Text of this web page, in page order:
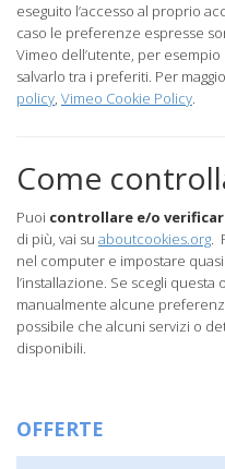
OFFERTE
eseguito l’accesso al proprio
caso le preferenze espresse
Vimeo dell’utente, per
salvarlo tra i preferiti. Per
policy, Vimeo Cookie Policy.
Come
Puoi controllare e/o
di più, vai su aboutcookies.org.
nel computer e impostare
l’installazione. Se scegli
manualmente alcune
possibile che alcuni servizi o
disponibili.